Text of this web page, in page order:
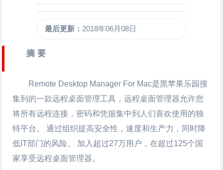
最后更新： 2018年06月08日
摘 要
Remote Desktop Manager For Mac是黑苹果乐园搜
集到的一款远程桌面管理工具，远程桌面管理器允许您
将所有远程连接，密码和凭据集中到人们喜欢使用的独
特平台。 通过组织提高安全性，速度和生产力，同时降
低IT部门的风险。 加入超过27万用户，在超过125个国
家享受远程桌面管理器。